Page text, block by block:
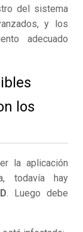
del sistema
y los
adecuado
los
la aplicación
todavía hay
. Luego debe